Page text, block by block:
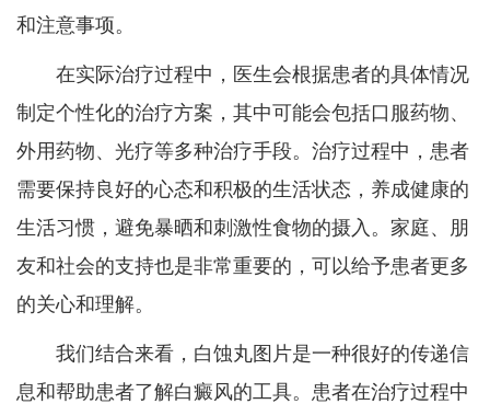
和注意事项。
在实际治疗过程中，医生会根据患者的具体情况
制定个性化的治疗方案，其中可能会包括口服药物、
外用药物、光疗等多种治疗手段。治疗过程中，患者
需要保持良好的心态和积极的生活状态，养成健康的
生活习惯，避免暴晒和刺激性食物的摄入。家庭、朋
友和社会的支持也是非常重要的，可以给予患者更多
的关心和理解。
我们结合来看，白蚀丸图片是一种很好的传递信
息和帮助患者了解白癜风的工具。患者在治疗过程中